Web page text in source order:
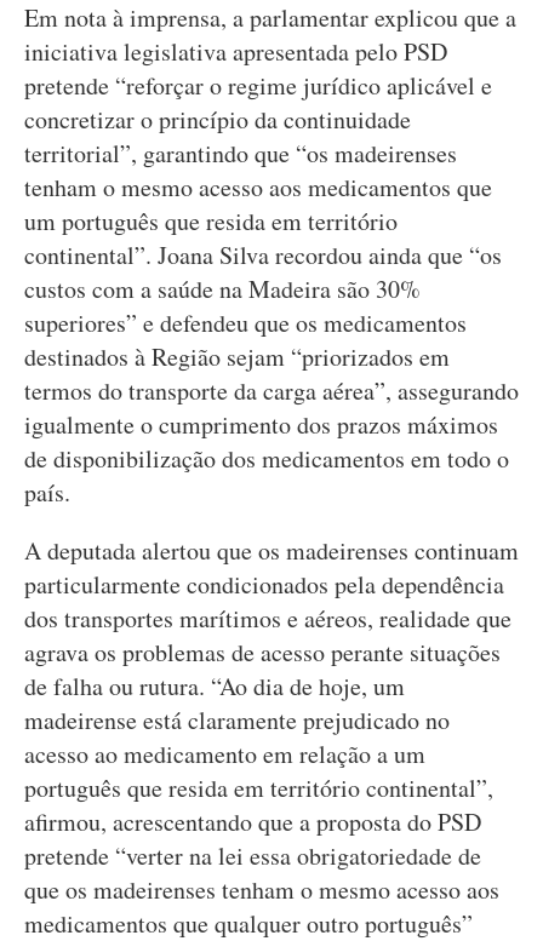
Em nota à imprensa, a parlamentar explicou que a
iniciativa legislativa apresentada pelo PSD
pretende “reforçar o regime jurídico aplicável e
concretizar o princípio da continuidade
territorial”, garantindo que “os madeirenses
tenham o mesmo acesso aos medicamentos que
um português que resida em território
continental”. Joana Silva recordou ainda que “os
custos com a saúde na Madeira são 30%
superiores” e defendeu que os medicamentos
destinados à Região sejam “priorizados em
termos do transporte da carga aérea”, assegurando
igualmente o cumprimento dos prazos máximos
de disponibilização dos medicamentos em todo o
país.
A deputada alertou que os madeirenses continuam
particularmente condicionados pela dependência
dos transportes marítimos e aéreos, realidade que
agrava os problemas de acesso perante situações
de falha ou rutura. “Ao dia de hoje, um
madeirense está claramente prejudicado no
acesso ao medicamento em relação a um
português que resida em território continental”,
afirmou, acrescentando que a proposta do PSD
pretende “verter na lei essa obrigatoriedade de
que os madeirenses tenham o mesmo acesso aos
medicamentos que qualquer outro português”